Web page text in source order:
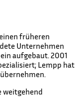
früheren
Unternehmen
aufgebaut. 2001
Lempp hat
weitgehend